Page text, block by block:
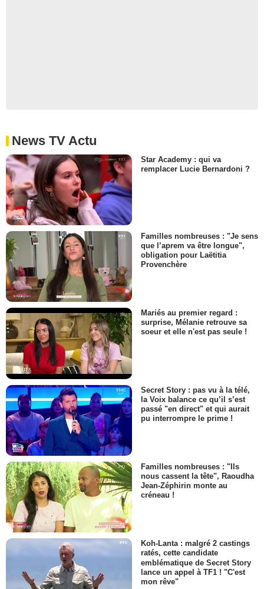
News TV Actu
Star Academy : qui va
remplacer Lucie Bernardoni ?
Familles nombreuses : "Je sens
que l’aprem va être longue",
obligation pour Laëtitia
Provenchère
Mariés au premier regard :
surprise, Mélanie retrouve sa
soeur et elle n'est pas seule !
Secret Story : pas vu à la télé,
la Voix balance ce qu’il s’est
passé "en direct" et qui aurait
pu interrompre le prime !
Familles nombreuses : "Ils
nous cassent la tête", Raoudha
Jean-Zéphirin monte au
créneau !
Koh-Lanta : malgré 2 castings
ratés, cette candidate
emblématique de Secret Story
lance un appel à TF1 ! "C'est
mon rêve"